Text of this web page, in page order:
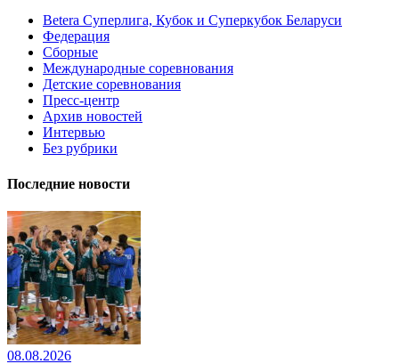
Betera Суперлига, Кубок и Суперкубок Беларуси
Федерация
Сборные
Международные соревнования
Детские соревнования
Пресс-центр
Архив новостей
Интервью
Без рубрики
Последние новости
08.08.2026